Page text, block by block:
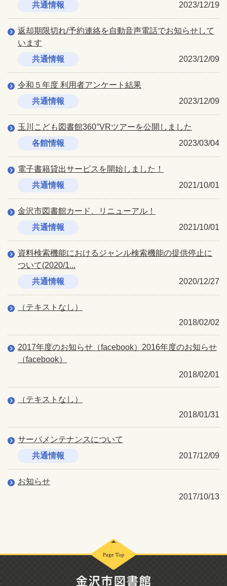
2023/12/19
共通情報
返却期限切れ/予約連絡を自動音声電話でお知らせして
います
2023/12/09
共通情報
令和５年度 利用者アンケート結果
2023/12/09
共通情報
玉川こども図書館360°VRツアーを公開しました
2023/03/04
各館情報
電子書籍貸出サービスを開始しました！
2021/10/01
共通情報
金沢市図書館カード、リニューアル！
2021/10/01
共通情報
資料検索機能におけるジャンル検索機能の提供停止に
ついて(2020/1...
2020/12/27
共通情報
（テキストなし）
2018/02/02
2017年度のお知らせ（facebook）2016年度のお知らせ
（facebook）
2018/02/01
（テキストなし）
2018/01/31
サーバメンテナンスについて
2017/12/09
共通情報
お知らせ
2017/10/13